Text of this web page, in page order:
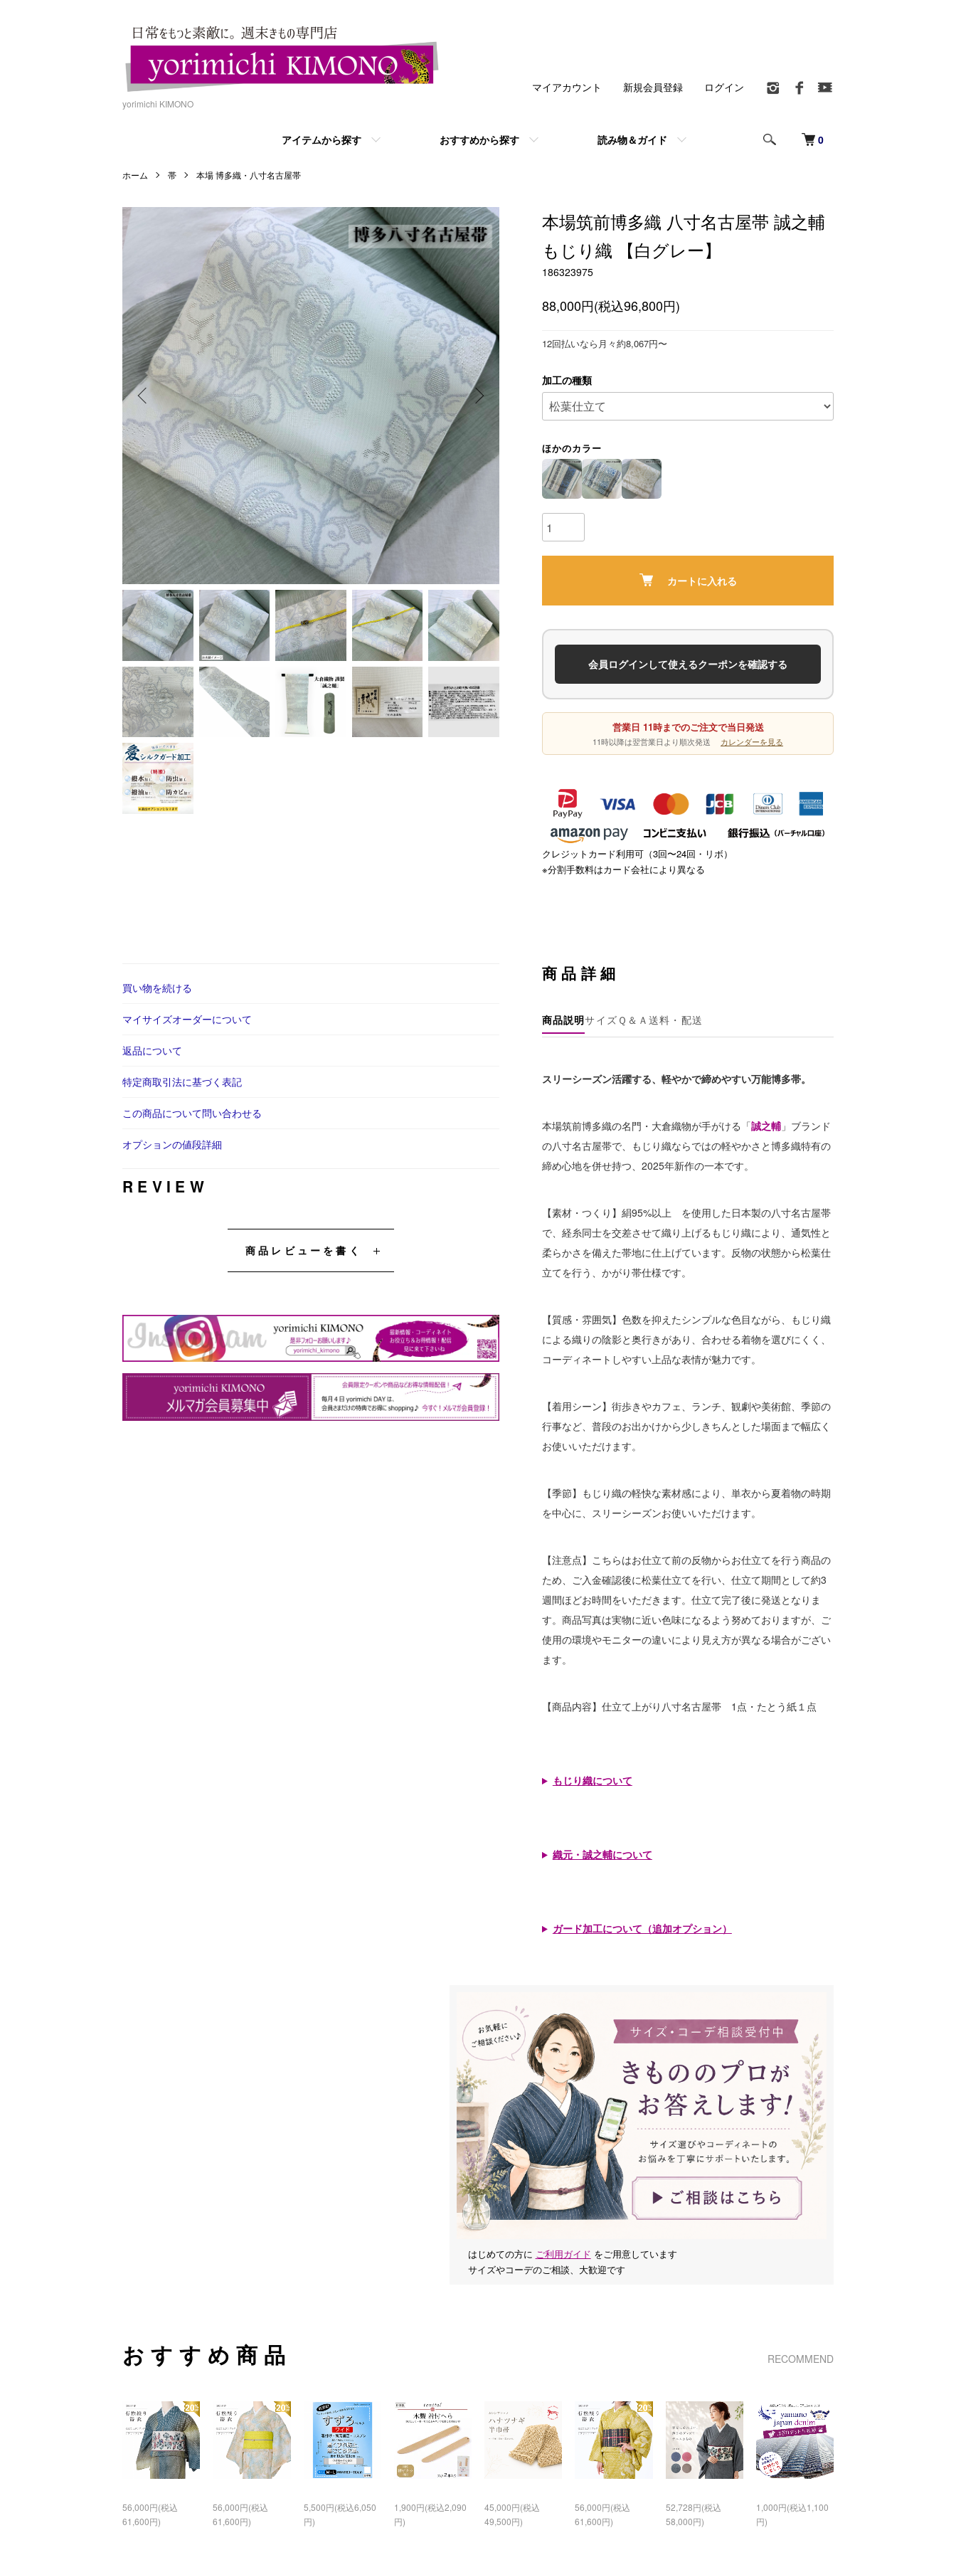
yorimichi KIMONO
アイテムから探す おすすめから探す 読み物＆ガイド
マイアカウント 新規会員登録 ログイン
0
ホーム 帯 本場 博多織・八寸名古屋帯
本場筑前博多織 八寸名古屋帯 誠之輔
もじり織 【白グレー】
186323975
88,000円(税込96,800円)
12回払いなら月々約8,067円〜
加工の種類
ほかのカラー
カートに入れる
会員ログインして使えるクーポンを確認する
営業日 11時までのご注文で当日発送
11時以降は翌営業日より順次発送 カレンダーを見る
クレジットカード利用可（3回〜24回・リボ）
※分割手数料はカード会社により異なる
商品詳細
商品説明サイズ Ｑ＆Ａ送料・配送
スリーシーズン活躍する、軽やかで締めやすい万能博多帯。
本場筑前博多織の名門・大倉織物が手がける「誠之輔 」ブランド
の八寸名古屋帯で、もじり織ならではの軽やかさと博多織特有の
締め心地を併せ持つ、2025年新作の一本です。
【素材・つくり】絹95%以上 を使用した日本製の八寸名古屋帯
で、経糸同士を交差させて織り上げるもじり織により、通気性と
柔らかさを備えた帯地に仕上げています。反物の状態から松葉仕
立てを行う、かがり帯仕様です。
【質感・雰囲気】色数を抑えたシンプルな色目ながら、もじり織
による織りの陰影と奥行きがあり、合わせる着物を選びにくく、
コーディネートしやすい上品な表情が魅力です。
【着用シーン】街歩きやカフェ、ランチ、観劇や美術館、季節の
行事など、普段のお出かけから少しきちんとした場面まで幅広く
お使いいただけます。
【季節】もじり織の軽快な素材感により、単衣から夏着物の時期
を中心に、スリーシーズンお使いいただけます。
【注意点】こちらはお仕立て前の反物からお仕立てを行う商品の
ため、ご入金確認後に松葉仕立てを行い、仕立て期間として約3
週間ほどお時間をいただきます。仕立て完了後に発送となりま
す。商品写真は実物に近い色味になるよう努めておりますが、ご
使用の環境やモニターの違いにより見え方が異なる場合がござい
ます。
【商品内容】仕立て上がり八寸名古屋帯 1点・たとう紙１点
もじり織について
織元・誠之輔について
ガード加工について（追加オプション）
はじめての方に ご利用ガイド をご用意しています
サイズやコーデのご相談、大歓迎です
おすすめ商品 RECOMMEND
56,000円(税込
61,600円)
56,000円(税込
61,600円)
5,500円(税込6,050
円)
1,900円(税込2,090
円)
45,000円(税込
49,500円)
56,000円(税込
61,600円)
52,728円(税込
58,000円)
1,000円(税込1,100
円)
買い物を続ける
マイサイズオーダーについて
返品について
特定商取引法に基づく表記
この商品について問い合わせる
オプションの値段詳細
REVIEW
商品レビューを書く